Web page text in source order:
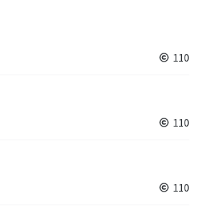
110
110
110